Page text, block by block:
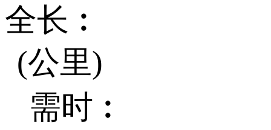
全长︰
(公里)
需时︰